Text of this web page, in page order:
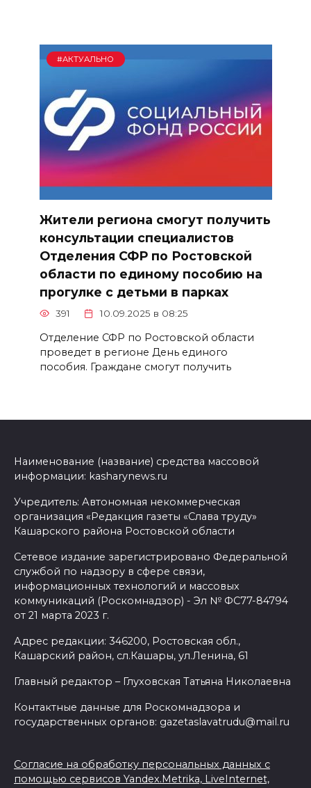
#АКТУАЛЬНО
Жители региона смогут получить
консультации специалистов
Отделения СФР по Ростовской
области по единому пособию на
прогулке с детьми в парках
391 10.09.2025 в 08:25
Отделение СФР по Ростовской области
проведет в регионе День единого
пособия. Граждане смогут получить
Наименование (название) средства массовой
информации: kasharynews.ru
Учредитель: Автономная некоммерческая
организация «Редакция газеты «Слава труду»
Кашарского района Ростовской области
Сетевое издание зарегистрировано Федеральной
службой по надзору в сфере связи,
информационных технологий и массовых
коммуникаций (Роскомнадзор) - Эл № ФС77-84794
от 21 марта 2023 г.
Адрес редакции: 346200, Ростовская обл.,
Кашарский район, сл.Кашары, ул.Ленина, 61
Главный редактор – Глуховская Татьяна Николаевна
Контактные данные для Роскомнадзора и
государственных органов: gazetaslavatrudu@mail.ru
Согласие на обработку персональных данных с
помощью сервисов Yandex.Metrika, LiveInternet,